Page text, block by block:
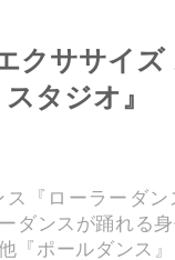
クササイズ
タジオ』
『ローラーダ
ーダンスが踊れる
『ポールダンス